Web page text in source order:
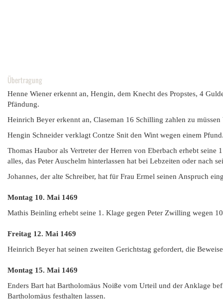
Übertragung
Henne Wiener erkennt an, Hengin, dem Knecht des Propstes, 4
Pfändung.
Heinrich Beyer erkennt an, Claseman 16 Schilling zahlen zu
Hengin Schneider verklagt Contze Snit den Wint wegen einem
Thomas Haubor als Vertreter der Herren von Eberbach erhebt
alles, das Peter Auschelm hinterlassen hat bei Lebzeiten oder nach
Johannes, der alte Schreiber, hat für Frau Ermel seinen Anspruch
Montag 10. Mai 1469
Mathis Beinling erhebt seine 1. Klage gegen Peter Zwilling wegen
Freitag 12. Mai 1469
Heinrich Beyer hat seinen zweiten Gerichtstag gefordert, die
Montag 15. Mai 1469
Enders Bart hat Bartholomäus Noiße vom Urteil und der Anklage
Bartholomäus festhalten lassen.